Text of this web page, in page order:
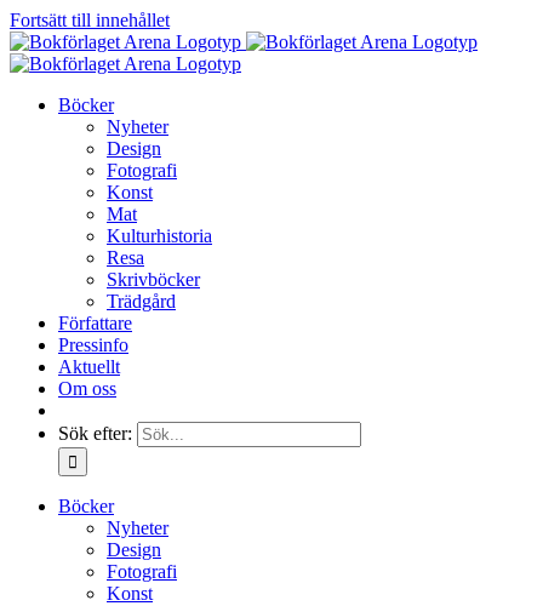
Fortsätt till innehållet
Böcker
Nyheter
Design
Fotografi
Konst
Mat
Kulturhistoria
Resa
Skrivböcker
Trädgård
Författare
Pressinfo
Aktuellt
Om oss
Sök efter:
Böcker
Nyheter
Design
Fotografi
Konst